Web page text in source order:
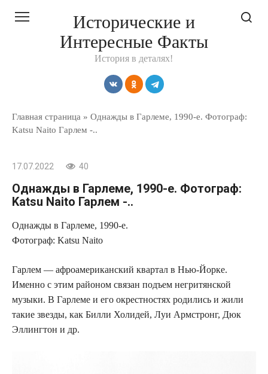
Исторические и
Интересные Факты
История в деталях!
Главная страница » Однажды в Гарлеме, 1990-е. Фотограф:
Katsu Naito Гарлем -..
17.07.2022 40
Однажды в Гарлеме, 1990-е. Фотограф:
Katsu Naito Гарлем -..
Однажды в Гарлеме, 1990-е.
Фотограф: Katsu Naito
Гарлем — афроамериканский квартал в Нью-Йорке.
Именно с этим районом связан подъем негритянской
музыки. В Гарлеме и его окрестностях родились и жили
такие звезды, как Билли Холидей, Луи Армстронг, Дюк
Эллингтон и др.